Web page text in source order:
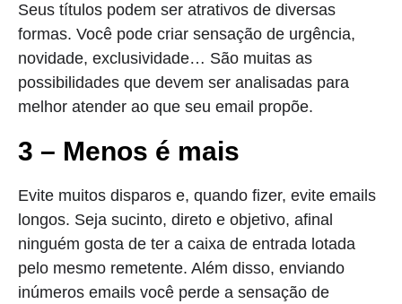
Seus títulos podem ser atrativos de diversas
formas. Você pode criar sensação de urgência,
novidade, exclusividade… São muitas as
possibilidades que devem ser analisadas para
melhor atender ao que seu email propõe.
3 – Menos é mais
Evite muitos disparos e, quando fizer, evite emails
longos. Seja sucinto, direto e objetivo, afinal
ninguém gosta de ter a caixa de entrada lotada
pelo mesmo remetente. Além disso, enviando
inúmeros emails você perde a sensação de